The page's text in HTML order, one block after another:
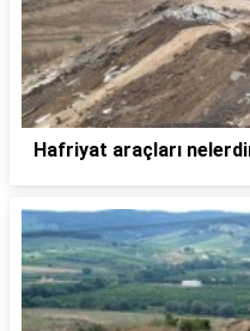
Hafriyat araçları